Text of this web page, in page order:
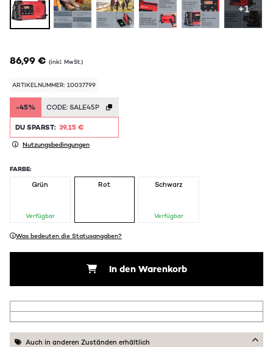
+1
86,99 € (inkl. MwSt.)
ARTIKELNUMMER: 10037799
-45% CODE: SALE45P
DU SPARST: 39,15 €
Nutzungsbedingungen
FARBE:
Grün
Verfügbar
Rot Schwarz
Verfügbar
Was bedeuten die Statusangaben?
In den Warenkorb
Auch in anderen Zuständen erhältlich